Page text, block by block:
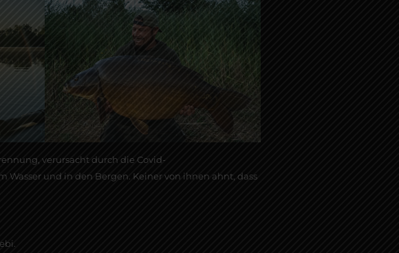
verursacht durch die Covid-
und in den Bergen. Keiner von ihnen ahnt, dass